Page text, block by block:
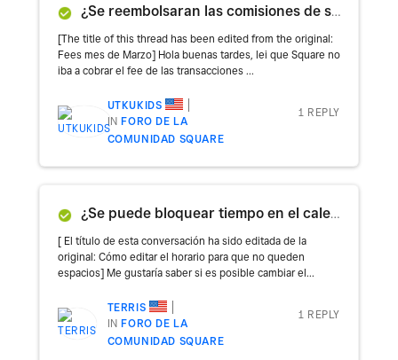
¿Se reembolsaran las comisiones de suscripciones para el mes de marzo?
[The title of this thread has been edited from the original:
Fees mes de Marzo] Hola buenas tardes, lei que Square no
iba a cobrar el fee de las transacciones ...
UTKUKIDS
INFORO DE LA
COMUNIDAD SQUARE
1 REPLY
¿Se puede bloquear tiempo en el calendario de mis citas?
[ El título de esta conversación ha sido editada de la
original: Cómo editar el horario para que no queden
espacios] Me gustaría saber si es posible cambiar el...
TERRIS
INFORO DE LA
COMUNIDAD SQUARE
1 REPLY